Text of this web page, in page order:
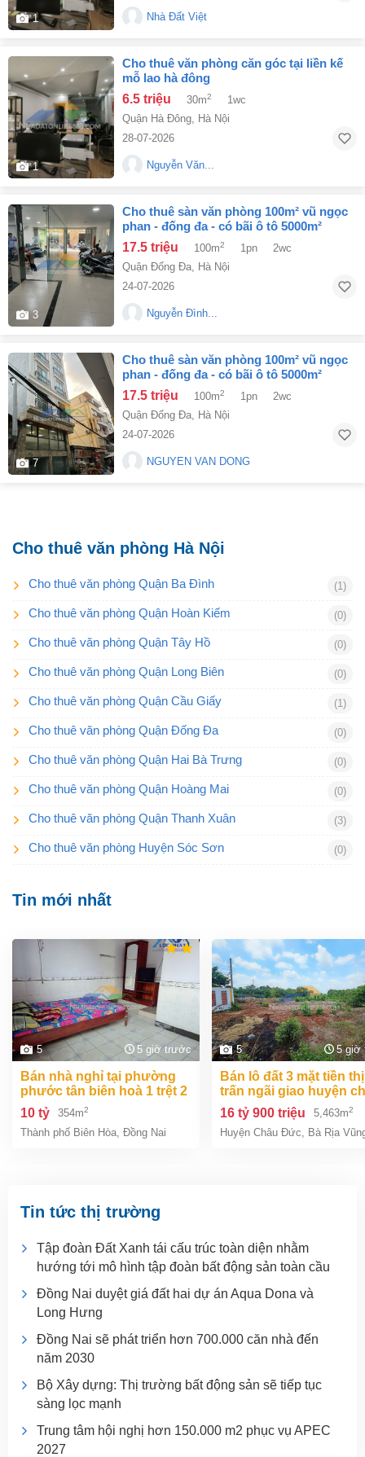
1 Nhà Đất Việt
1
cho thuê văn phòng căn góc tại liền kế
mỗ lao hà đông
6.5 triệu 30m2
1wc
Quận Hà Đông Hà Nội
28-07-2026
Nguyễn Văn...
3
cho thuê sàn văn phòng 100m² vũ ngọc
phan - đống đa - có bãi ô tô 5000m²
17.5 triệu 100m2 1pn
2wc
Quận Đống Đa Hà Nội
24-07-2026
Nguyễn Đình...
7
cho thuê sàn văn phòng 100m² vũ ngọc
phan - đống đa - có bãi ô tô 5000m²
17.5 triệu 100m2 1pn
2wc
Quận Đống Đa Hà Nội
24-07-2026
NGUYEN VAN DONG
Cho thuê văn phòng Hà Nội
Cho thuê văn phòng Quận Ba Đình (1)
Cho thuê văn phòng Quận Hoàn Kiếm (0)
Cho thuê văn phòng Quận Tây Hồ (0)
Cho thuê văn phòng Quận Long Biên (0)
Cho thuê văn phòng Quận Cầu Giấy (1)
Cho thuê văn phòng Quận Đống Đa (0)
Cho thuê văn phòng Quận Hai Bà Trưng (0)
Cho thuê văn phòng Quận Hoàng Mai (0)
Cho thuê văn phòng Quận Thanh Xuân (3)
Cho thuê văn phòng Huyện Sóc Sơn (0)
Tin mới nhất
5 5 giờ trước
bán nhà nghỉ tại phường
phước tân biên hoà 1 trệt 2
lầu 354m2 giá chỉ 10 tỷ
10 tỷ 354m2
Thành phố Biên Hòa, Đồng Nai
5 5 giờ
bán lô đất 3 mặt tiền thị
trấn ngãi giao huyện
đức bà rịa vũng tàu giá
tỷ 9
16 tỷ 900 triệu 5,463m2
Huyện Châu Đức, Bà Rịa
Tin tức thị trường
Tập đoàn Đất Xanh tái cấu trúc toàn diện nhằm
hướng tới mô hình tập đoàn bất động sản toàn cầu
Đồng Nai duyệt giá đất hai dự án Aqua Dona và
Long Hưng
Đồng Nai sẽ phát triển hơn 700.000 căn nhà đến
năm 2030
Bộ Xây dựng: Thị trường bất động sản sẽ tiếp tục
sàng lọc mạnh
Trung tâm hội nghị hơn 150.000 m2 phục vụ APEC
2027